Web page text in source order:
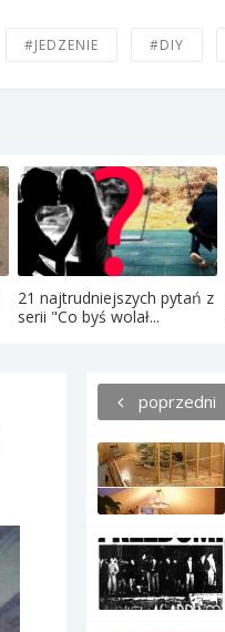
#JEDZENIE #DIY
21 najtrudniejszych pytań z
serii "Co byś wolał...
poprzedni